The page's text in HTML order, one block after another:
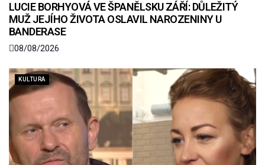
LUCIE BORHYOVÁ VE ŠPANĚLSKU ZÁŘÍ: DŮLEŽITÝ
MUŽ JEJÍHO ŽIVOTA OSLAVIL NAROZENINY U
BANDERASE
08/08/2026
KULTURA